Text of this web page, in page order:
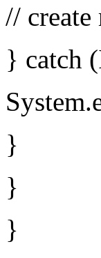
//
} catch
}
}
}